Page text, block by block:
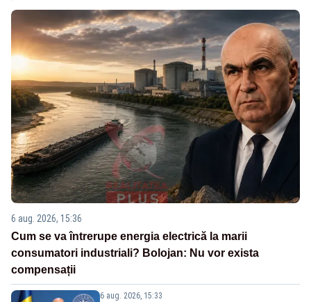
6 aug. 2026, 15:36
Cum se va întrerupe energia electrică la marii
consumatori industriali? Bolojan: Nu vor exista
compensații
6 aug. 2026, 15:33